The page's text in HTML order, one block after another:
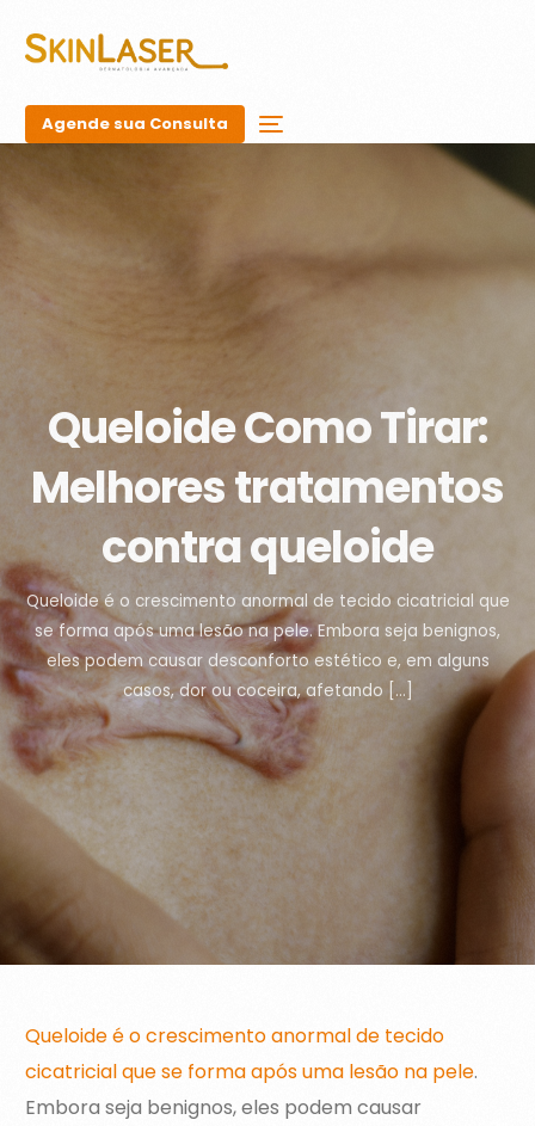
Agende sua Consulta
Queloide Como Tirar:
Melhores tratamentos
contra queloide
Queloide é o crescimento anormal de tecido cicatricial que
se forma após uma lesão na pele. Embora seja benignos,
eles podem causar desconforto estético e, em alguns
casos, dor ou coceira, afetando […]
Queloide é o crescimento anormal de tecido
cicatricial que se forma após uma lesão na pele.
Embora seja benignos, eles podem causar